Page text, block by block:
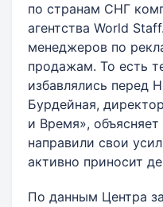
по странам СНГ
агентства World
менеджеров по
продажам. То есть
избавлялись перед
Бурдейная,
и Время»,
направили свои
активно приносит
По данным Центра